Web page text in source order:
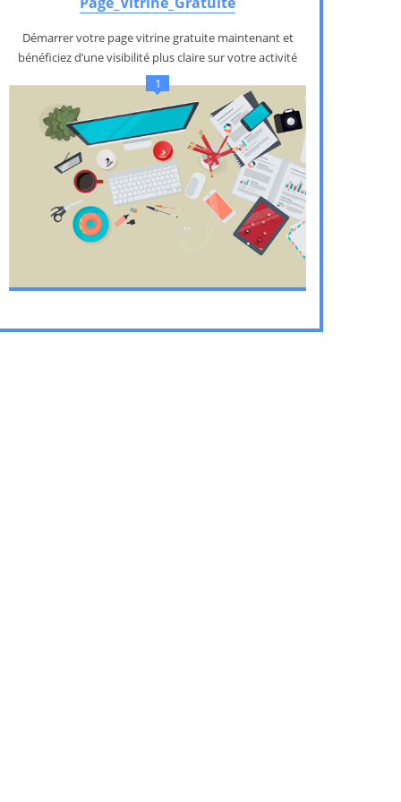
Démarrer votre page vitrine gratuite maintenant et
bénéficiez d’une visibilité plus claire sur votre activité
1